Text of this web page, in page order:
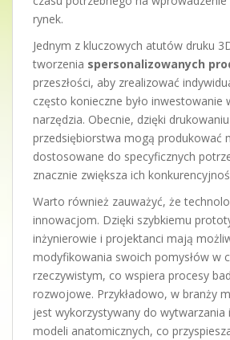
rynek.
Jednym z kluczowych atutów druku
tworzenia spersonalizowanych
przeszłości, aby zrealizować
często konieczne było inwestowanie
narzędzia. Obecnie, dzięki
przedsiębiorstwa mogą produkować
dostosowane do specyficznych
znacznie zwiększa ich
Warto również zauważyć, że
innowacjom. Dzięki szybkiemu
inżynierowie i projektanci mają
modyfikowania swoich pomysłów w
rzeczywistym, co wspiera procesy
rozwojowe. Przykładowo, w branży
jest wykorzystywany do
modeli anatomicznych, co